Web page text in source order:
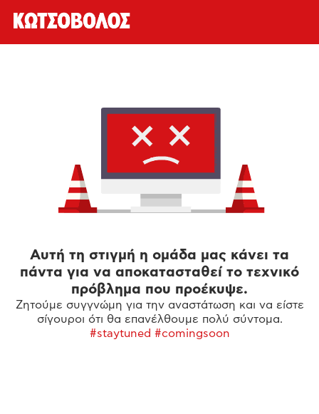
Αυτή τη στιγμή η ομάδα μας κάνει τα
πάντα για να αποκατασταθεί το τεχνικό
πρόβλημα που προέκυψε.
Ζητούμε συγγνώμη για την αναστάτωση και να είστε
σίγουροι ότι θα επανέλθουμε πολύ σύντομα.
#staytuned #comingsoon